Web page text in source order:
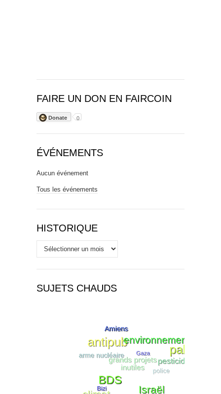
FAIRE UN DON EN FAIRCOIN
Donate 0
ÉVÉNEMENTS
Aucun événement
Tous les événements
HISTORIQUE
Historique
SUJETS CHAUDS